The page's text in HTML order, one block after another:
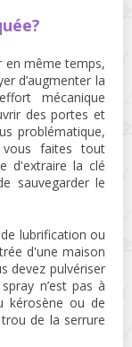
en même temps,
d’augmenter la
mécanique
des portes et
problématique,
faites tout
d'extraire la clé
sauvegarder le
lubrification ou
d'une maison
devez pulvériser
n’est pas à
kérosène ou de
de la serrure